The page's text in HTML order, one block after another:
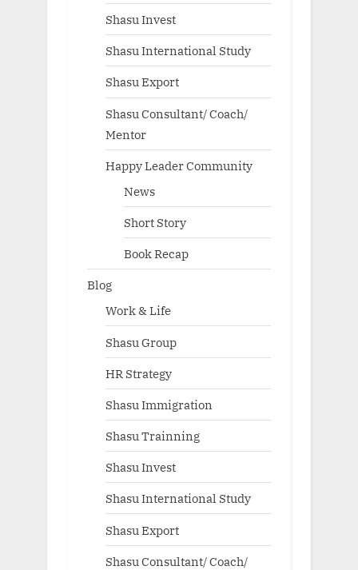
Shasu Invest
Shasu International Study
Shasu Export
Shasu Consultant/ Coach/
Mentor
Happy Leader Community
News
Short Story
Book Recap
Blog
Work & Life
Shasu Group
HR Strategy
Shasu Immigration
Shasu Trainning
Shasu Invest
Shasu International Study
Shasu Export
Shasu Consultant/ Coach/